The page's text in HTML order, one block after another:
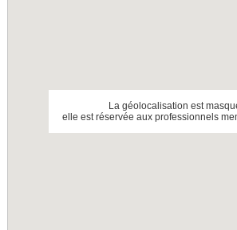
La géolocalisation est
elle est réservée aux professionnels